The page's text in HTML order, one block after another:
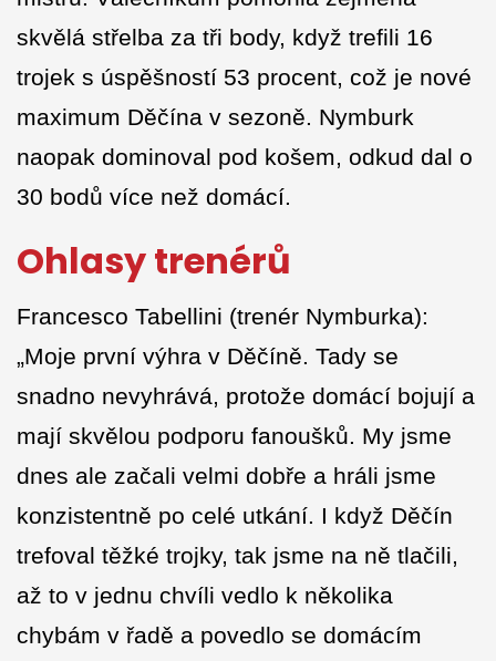
skvělá střelba za tři body, když trefili 16
trojek s úspěšností 53 procent, což je nové
maximum Děčína v sezoně. Nymburk
naopak dominoval pod košem, odkud dal o
30 bodů více než domácí.
Ohlasy trenérů
Francesco Tabellini (trenér Nymburka):
„Moje první výhra v Děčíně. Tady se
snadno nevyhrává, protože domácí bojují a
mají skvělou podporu fanoušků. My jsme
dnes ale začali velmi dobře a hráli jsme
konzistentně po celé utkání. I když Děčín
trefoval těžké trojky, tak jsme na ně tlačili,
až to v jednu chvíli vedlo k několika
chybám v řadě a povedlo se domácím